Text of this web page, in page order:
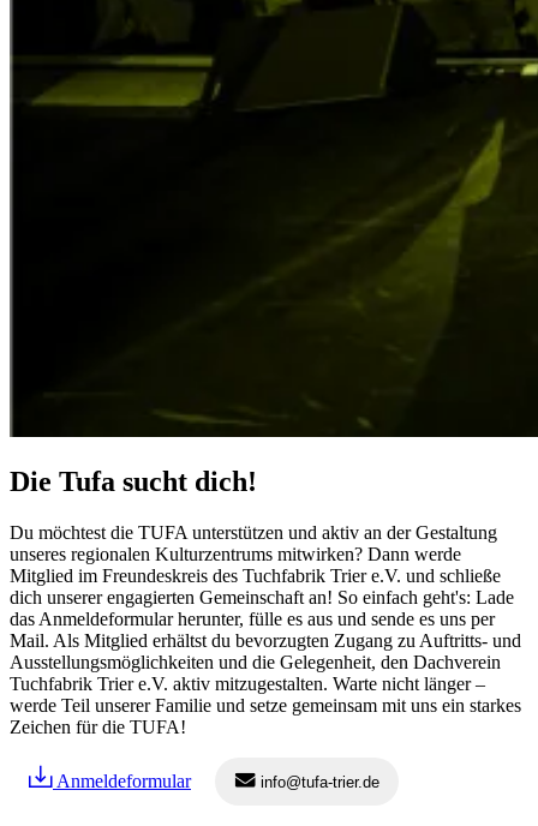
Die Tufa sucht dich!
Du möchtest die TUFA unterstützen und aktiv an der Gestaltung
unseres regionalen Kulturzentrums mitwirken? Dann werde
Mitglied im Freundeskreis des Tuchfabrik Trier e.V. und schließe
dich unserer engagierten Gemeinschaft an! So einfach geht's: Lade
das Anmeldeformular herunter, fülle es aus und sende es uns per
Mail. Als Mitglied erhältst du bevorzugten Zugang zu Auftritts- und
Ausstellungsmöglichkeiten und die Gelegenheit, den Dachverein
Tuchfabrik Trier e.V. aktiv mitzugestalten. Warte nicht länger –
werde Teil unserer Familie und setze gemeinsam mit uns ein starkes
Zeichen für die TUFA!
Anmeldeformular info@tufa-trier.de